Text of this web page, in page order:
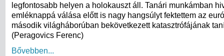
legfontosabb helyen a holokauszt áll. Tanári munkámban
emléknappá válása előtt is nagy hangsúlyt fektettem az
második világháborúban bekövetkezett katasztrófájának
(Peragovics Ferenc)
Bővebben...